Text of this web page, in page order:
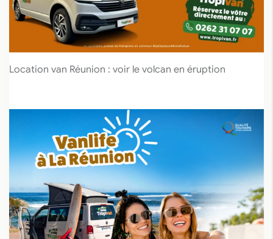
Location van Réunion : voir le volcan en éruption